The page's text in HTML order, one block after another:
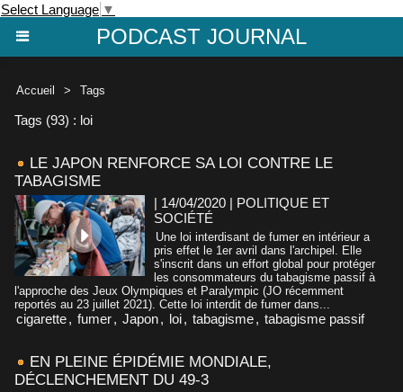
Select Language ▼
PODCAST JOURNAL
Accueil > Tags
Tags (93) : loi
LE JAPON RENFORCE SA LOI CONTRE LE
TABAGISME
| 14/04/2020 | POLITIQUE ET
SOCIÉTÉ
Une loi interdisant de fumer en intérieur a
pris effet le 1er avril dans l'archipel. Elle
s'inscrit dans un effort global pour protéger
les consommateurs du tabagisme passif à
l'approche des Jeux Olympiques et Paralympic (JO récemment
reportés au 23 juillet 2021). Cette loi interdit de fumer dans...
cigarette, fumer, Japon, loi, tabagisme, tabagisme passif
EN PLEINE ÉPIDÉMIE MONDIALE,
DÉCLENCHEMENT DU 49-3